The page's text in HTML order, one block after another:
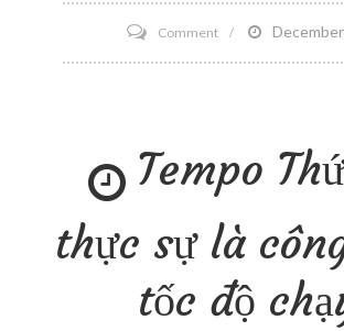
Commenton
5
nhận
lô
bữa
Tempo
thực sự là
tốc độ